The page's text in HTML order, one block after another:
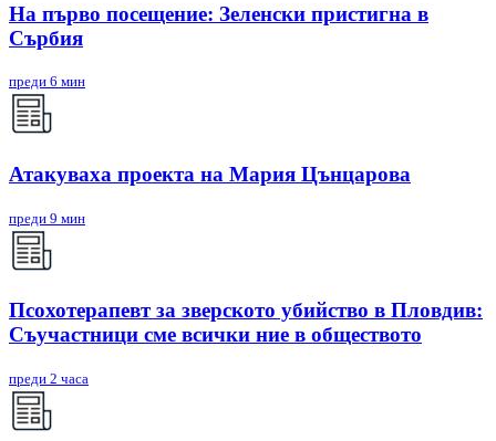
На първо посещение: Зеленски пристигна в
Сърбия
преди 6 мин
Атакуваха проекта на Мария Цънцарова
преди 9 мин
Псохотерапевт за зверското убийство в Пловдив:
Съучастници сме всички ние в обществото
преди 2 часа